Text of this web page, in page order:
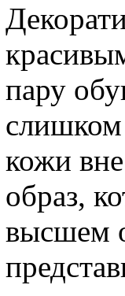
пару
слишком
кожи
образ,
высшем